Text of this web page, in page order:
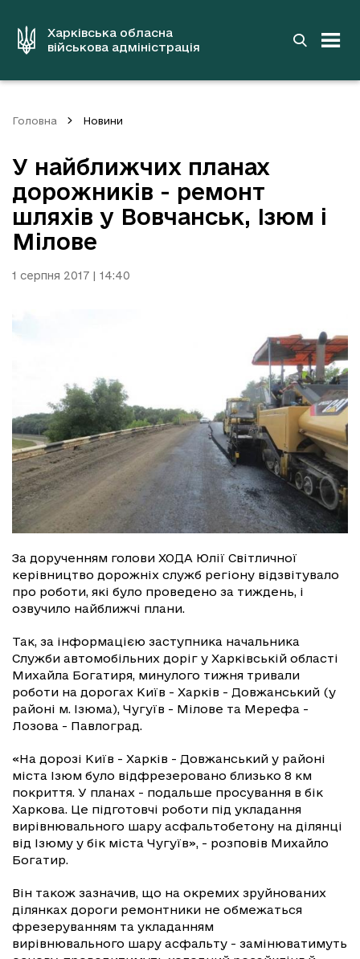
вмістуХарківська обласна
військова адміністрація
Головна Новини
У найближчих планах
дорожників - ремонт
шляхів у Вовчанськ, Ізюм і
Мілове
1 серпня 2017 | 14:40
За дорученням голови ХОДА Юлії Світличної
керівництво дорожніх служб регіону відзвітувало
про роботи, які було проведено за тиждень, і
озвучило найближчі плани.
Так, за інформацією заступника начальника
Служби автомобільних доріг у Харківській області
Михайла Богатиря, минулого тижня тривали
роботи на дорогах Київ - Харків - Довжанський (у
районі м. Ізюма), Чугуїв - Мілове та Мерефа -
Лозова - Павлоград.
«На дорозі Київ - Харків - Довжанський у районі
міста Ізюм було відфрезеровано близько 8 км
покриття. У планах - подальше просування в бік
Харкова. Це підготовчі роботи під укладання
вирівнювального шару асфальтобетону на ділянці
від Ізюму у бік міста Чугуїв», - розповів Михайло
Богатир.
Він також зазначив, що на окремих зруйнованих
ділянках дороги ремонтники не обмежаться
фрезеруванням та укладанням
вирівнювального шару асфальту - замінюватимуть